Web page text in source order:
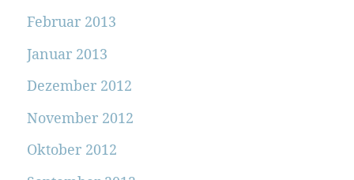
Februar 2013
Januar 2013
Dezember 2012
November 2012
Oktober 2012